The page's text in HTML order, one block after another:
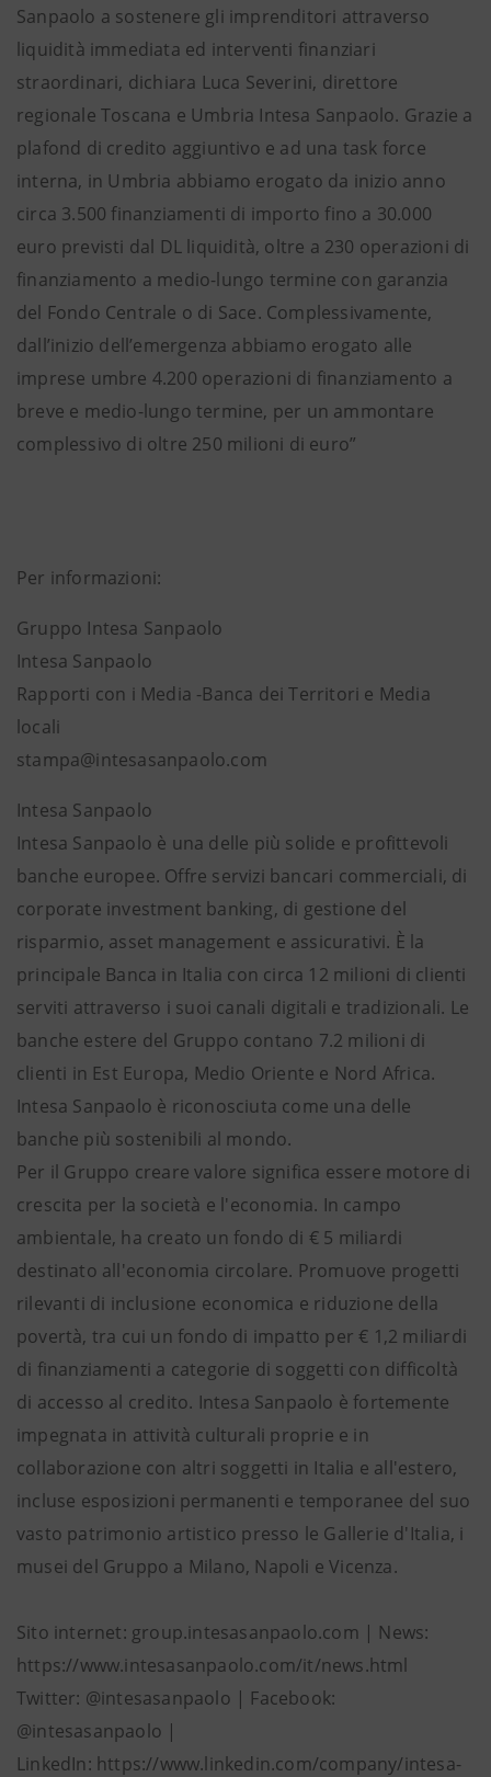
Sanpaolo a sostenere gli imprenditori attraverso
liquidità immediata ed interventi finanziari
straordinari, dichiara Luca Severini, direttore
regionale Toscana e Umbria Intesa Sanpaolo. Grazie a
plafond di credito aggiuntivo e ad una task force
interna, in Umbria abbiamo erogato da inizio anno
circa 3.500 finanziamenti di importo fino a 30.000
euro previsti dal DL liquidità, oltre a 230 operazioni di
finanziamento a medio-lungo termine con garanzia
del Fondo Centrale o di Sace. Complessivamente,
dall’inizio dell’emergenza abbiamo erogato alle
imprese umbre 4.200 operazioni di finanziamento a
breve e medio-lungo termine, per un ammontare
complessivo di oltre 250 milioni di euro”
Per informazioni:
Gruppo Intesa Sanpaolo
Intesa Sanpaolo
Rapporti con i Media -Banca dei Territori e Media
locali
stampa@intesasanpaolo.com
Intesa Sanpaolo
Intesa Sanpaolo è una delle più solide e profittevoli
banche europee. Offre servizi bancari commerciali, di
corporate investment banking, di gestione del
risparmio, asset management e assicurativi. È la
principale Banca in Italia con circa 12 milioni di clienti
serviti attraverso i suoi canali digitali e tradizionali. Le
banche estere del Gruppo contano 7.2 milioni di
clienti in Est Europa, Medio Oriente e Nord Africa.
Intesa Sanpaolo è riconosciuta come una delle
banche più sostenibili al mondo.
Per il Gruppo creare valore significa essere motore di
crescita per la società e l'economia. In campo
ambientale, ha creato un fondo di € 5 miliardi
destinato all'economia circolare. Promuove progetti
rilevanti di inclusione economica e riduzione della
povertà, tra cui un fondo di impatto per € 1,2 miliardi
di finanziamenti a categorie di soggetti con difficoltà
di accesso al credito. Intesa Sanpaolo è fortemente
impegnata in attività culturali proprie e in
collaborazione con altri soggetti in Italia e all'estero,
incluse esposizioni permanenti e temporanee del suo
vasto patrimonio artistico presso le Gallerie d'Italia, i
musei del Gruppo a Milano, Napoli e Vicenza.
Sito internet: group.intesasanpaolo.com | News:
https://www.intesasanpaolo.com/it/news.html
Twitter: @intesasanpaolo | Facebook:
@intesasanpaolo |
LinkedIn: https://www.linkedin.com/company/intesa-